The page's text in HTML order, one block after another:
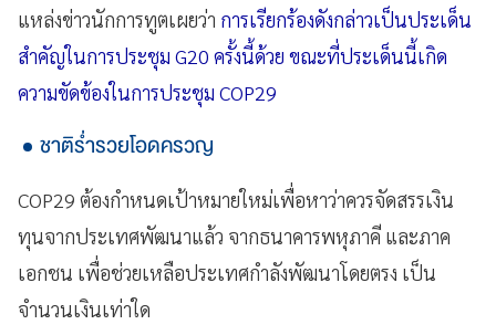
แหล่งข่าวนักการทูตเผยว่า การเรียกร้องดังกล่าวเป็นประเด็น
สำคัญในการประชุม G20 ครั้งนี้ด้วย ขณะที่ประเด็นนี้เกิด
ความขัดข้องในการประชุม COP29
ชาติร่ำรวยโอดครวญ
COP29 ต้องกำหนดเป้าหมายใหม่เพื่อหาว่าควรจัดสรรเงิน
ทุนจากประเทศพัฒนาแล้ว จากธนาคารพหุภาคี และภาค
เอกชน เพื่อช่วยเหลือประเทศกำลังพัฒนาโดยตรง เป็น
จำนวนเงินเท่าใด